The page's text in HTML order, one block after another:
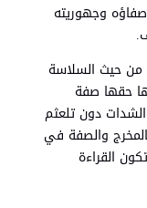
وجهوريته
من حيث السلاسة
حقها صفة
دون تلعثم
والصفة في
القراءة